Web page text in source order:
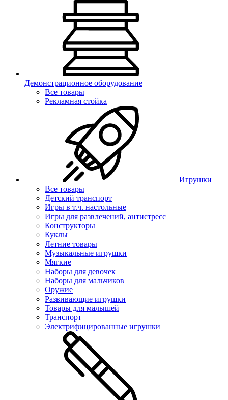
Демонстрационное оборудование
Все товары
Рекламная стойка
Игрушки
Все товары
Детский транспорт
Игры в т.ч. настольные
Игры для развлечений, антистресс
Конструкторы
Куклы
Летние товары
Музыкальные игрушки
Мягкие
Наборы для девочек
Наборы для мальчиков
Оружие
Развивающие игрушки
Товары для малышей
Транспорт
Электрифицированные игрушки